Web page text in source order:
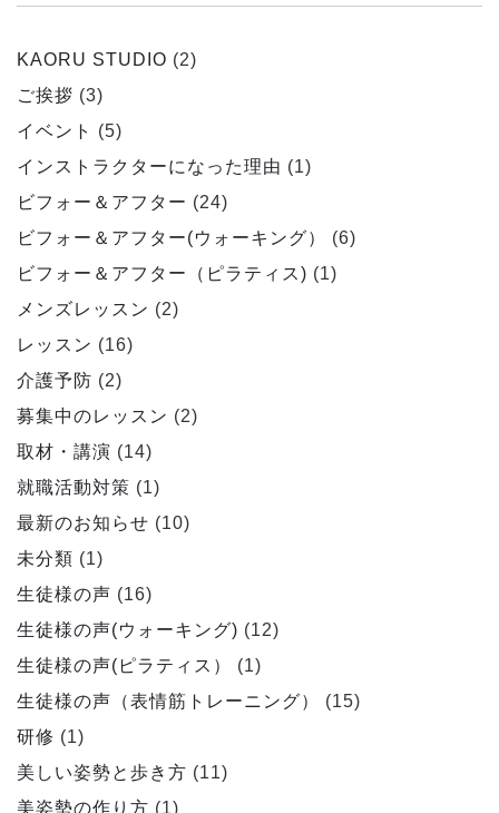
KAORU STUDIO (2)
ご挨拶 (3)
イベント
(5)
インストラクターになった理由 (1)
ビフォー＆アフター (24)
ビフォー＆アフター(ウォーキング）
(6)
ビフォー＆アフター（ピラティス) (1)
メンズレッスン (2)
レッスン (16)
介護予防 (2)
募集中のレッスン (2)
取材・講演 (14)
就職活動対策 (1)
最新のお知らせ (10)
未分類 (1)
生徒様の声 (16)
生徒様の声(ウォーキング) (12)
生徒様の声(ピラティス）
(1)
生徒様の声（表情筋トレーニング）
(15)
研修 (1)
美しい姿勢と歩き方 (11)
美姿勢の作り方 (1)